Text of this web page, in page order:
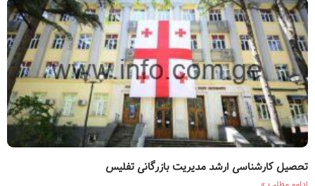
تحصیل کارشناسی ارشد مدیریت بازرگانی تفلیس